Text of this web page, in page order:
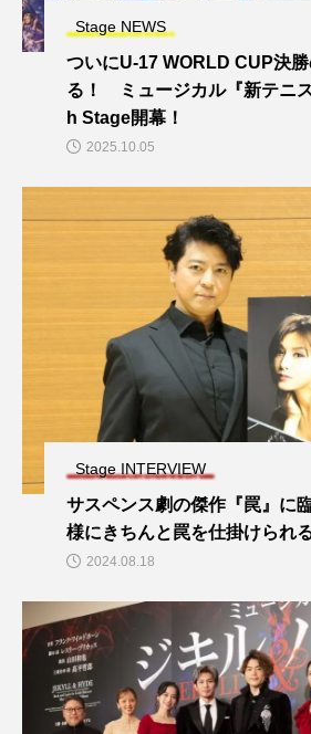
Stage NEWS
ついにU-17 WORLD CUP決
る！ ミュージカル『新テニ
h Stage開幕！
2025.10.05
Stage INTERVIEW
サスペンス劇の傑作『罠』に
様にきちんと罠を仕掛けられ
2024.08.18